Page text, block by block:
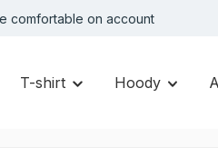
comfortable on account
T-shirt Hoody